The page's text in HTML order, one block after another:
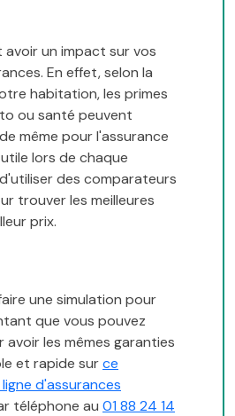
avoir un impact sur vos
En effet, selon la
habitation, les primes
ou santé peuvent
même pour l'assurance
lors de chaque
des comparateurs
trouver les meilleures
prix.
une simulation pour
que vous pouvez
les mêmes garanties
et rapide surce
d'assurances
téléphone au 01 88 24 14